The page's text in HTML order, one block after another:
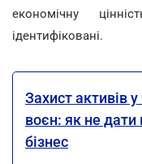
економічну
ідентифіковані.
Захист активів
воєн: як не
бізнес